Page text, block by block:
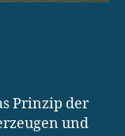
Prinzip der
und